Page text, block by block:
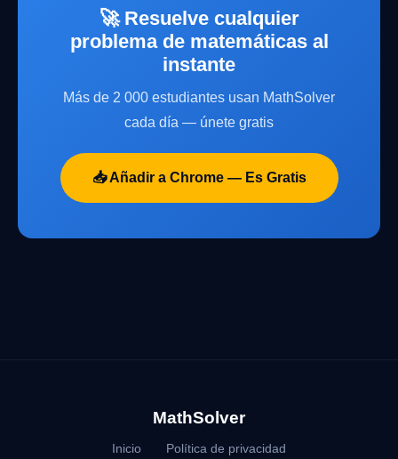
🚀 Resuelve cualquier
problema de matemáticas al
instante
Más de 2 000 estudiantes usan MathSolver
cada día — únete gratis
📥 Añadir a Chrome — Es Gratis
MathSolver
Inicio Política de privacidad